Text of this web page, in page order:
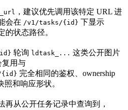
，建议优先调用该特定 URL 进
会在 /v1/tasks/{id} 下显示
的状态路径。
轮询 ldtask_... 这类公开图片
复用与
{id} 完全相同的鉴权、ownership
照和响应形状。
再从公开任务记录中查询到，